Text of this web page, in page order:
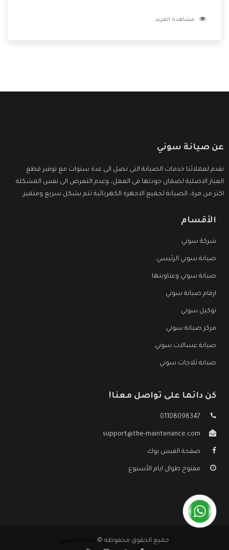
دون اى ازعاج كما أننا نهتم بكل ما يحتاجه المستهلك لكى نحافظ
مشاهدة المزيد
عن صيانة سوني
نقدم لعملائنا خدمات الصيانة التى تصل الى عدة سنوات مع توفير قطع
الغيار الاصلية لضمان جودتها فى العمل، وعدم التعرض الى نفس المشكلة
اكثر من مرة، الصيانة لجميع الاجهزة الكهربائية تتم بشكل سريع ومتميز.
الأقسام
شركة سوني
صيانة سوني الرئيسي
صيانة سوني وعناوينها
ارقام صيانة سوني
توكيل سوني
مركز صيانة سوني
صيانة غسالات سوني
صيانة ثلاجات سوني
كن دائما على تواصل معنا!
01108098347
support@the-maintenance.com
صفحة الفيس بوك
مفتوح طوال ايام الأسبوع
جميع الحقوق محفوظه ©